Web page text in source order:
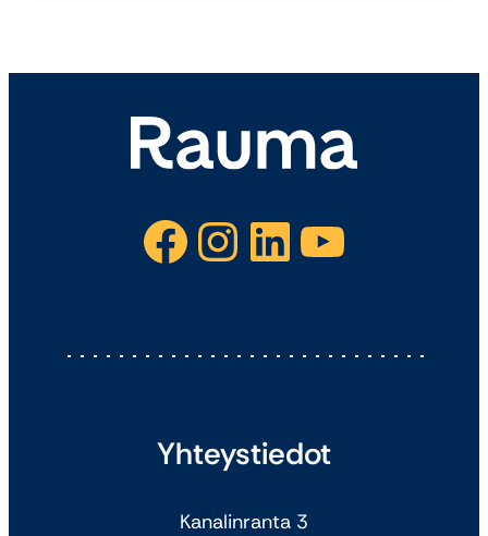
Facebook Instagram LinkedIn YouTube
Yhteystiedot
Kanalinranta 3